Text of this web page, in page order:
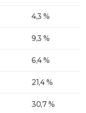
4,3 %
9,3 %
6,4 %
21,4 %
30,7 %